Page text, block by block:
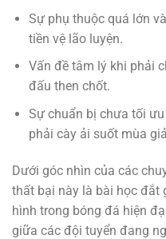
Sự phụ thuộc quá lớn
tiền vệ lão luyện.
Vấn đề tâm lý khi phải
đấu then chốt.
Sự chuẩn bị chưa tối
phải cày ải suốt mùa
Dưới góc nhìn của các
thất bại này là bài học đắt
hình trong bóng đá hiện
giữa các đội tuyển đang